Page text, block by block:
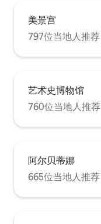
美景宫
797位当地人推荐
艺术史博物馆
760位当地人推荐
阿尔贝蒂娜
665位当地人推荐